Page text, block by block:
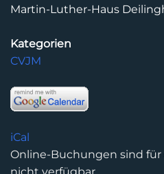
Martin-Luther-Haus
Kategorien
CVJM
iCal
Online-Buchungen sind für